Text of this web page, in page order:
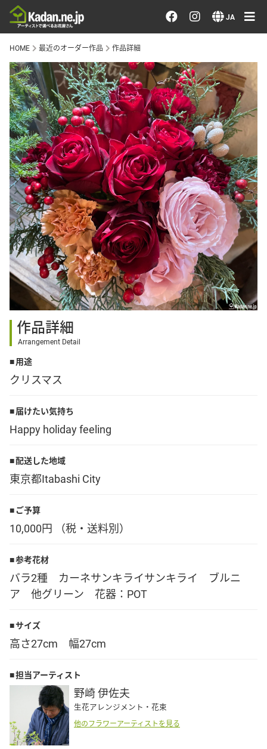
JA
お花を注文する・探す
おまかせ注文
最近のオーダー作品
アーティストで選ぶ
届けたい気持ちで選ぶ
会員メニュー
ログイン
会員登録
その他
facebook
日本語
HOME 最近のオーダー作品 作品詳細
作品詳細
Arrangement Detail
用途
クリスマス
届けたい気持ち
Happy holiday feeling
配送した地域
東京都Itabashi City
ご予算
10,000円 （税・送料別）
参考花材
バラ2種 カーネサンキライサンキライ ブルニ
ア 他グリーン 花器：POT
サイズ
高さ27cm 幅27cm
担当アーティスト
野崎 伊佐夫
生花アレンジメント・花束
他のフラワーアーティストを見る